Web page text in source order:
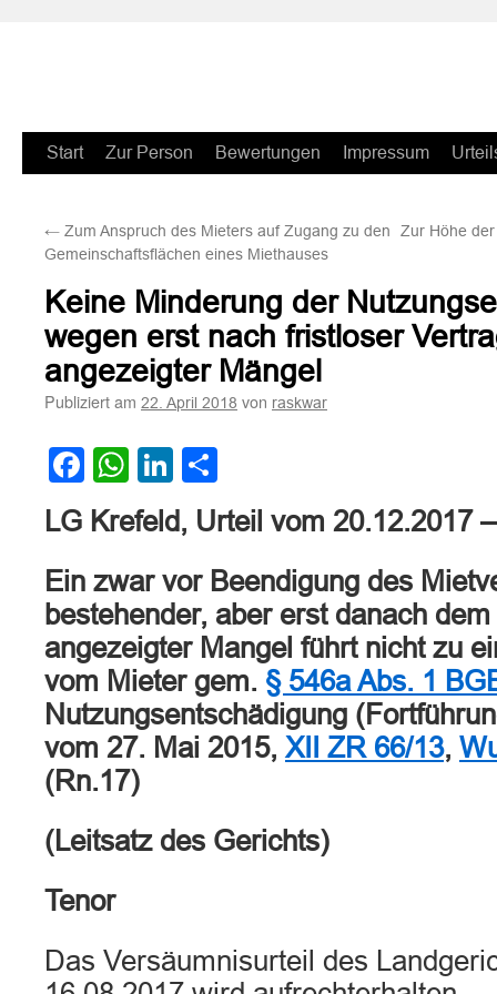
Zum
springen
Start Zur Person Bewertungen Impressum
← Zum Anspruch des Mieters auf Zugang zu den
Gemeinschaftsflächen eines Miethauses
Zur Höhe
Keine Minderung der
wegen erst nach fristloser
angezeigter Mängel
Publiziert am 22. April 2018 von raskwar
Facebook
WhatsApp
LinkedIn
LG Krefeld, Urteil vom 20.12.2017
Ein zwar vor Beendigung des
bestehender, aber erst danach
angezeigter Mangel führt nicht zu
vom Mieter gem. § 546a Abs. 1
Nutzungsentschädigung
vom 27. Mai 2015, XII ZR 66/13,
(Rn.17)
(Leitsatz des Gerichts)
Tenor
Das Versäumnisurteil des